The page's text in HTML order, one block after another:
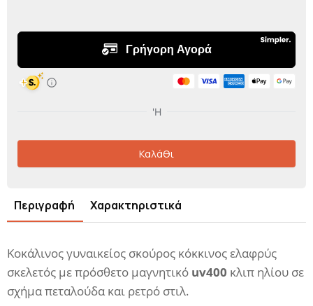
Καλάθι
Περιγραφή Χαρακτηριστικά
Κοκάλινος γυναικείος σκούρος κόκκινος ελαφρύς
σκελετός με πρόσθετο μαγνητικό uv400 κλιπ ηλίου σε
σχήμα πεταλούδα και ρετρό στιλ.